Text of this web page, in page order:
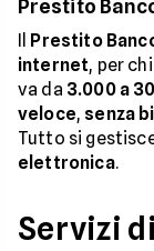
Prestito
Il Prestito
internet, per
va da 3.000 a
veloce, senza
Tutto si
elettronica.
Servizi